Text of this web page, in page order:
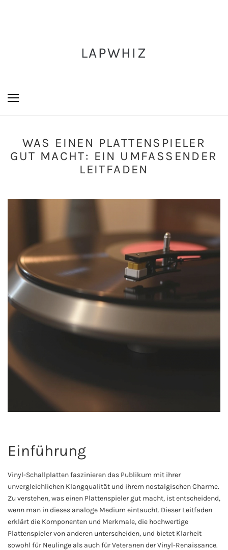
LAPWHIZ
WAS EINEN PLATTENSPIELER
GUT MACHT: EIN UMFASSENDER
LEITFADEN
Einführung
Vinyl-Schallplatten faszinieren das Publikum mit ihrer
unvergleichlichen Klangqualität und ihrem nostalgischen Charme.
Zu verstehen, was einen Plattenspieler gut macht, ist entscheidend,
wenn man in dieses analoge Medium eintaucht. Dieser Leitfaden
erklärt die Komponenten und Merkmale, die hochwertige
Plattenspieler von anderen unterscheiden, und bietet Klarheit
sowohl für Neulinge als auch für Veteranen der Vinyl-Renaissance.